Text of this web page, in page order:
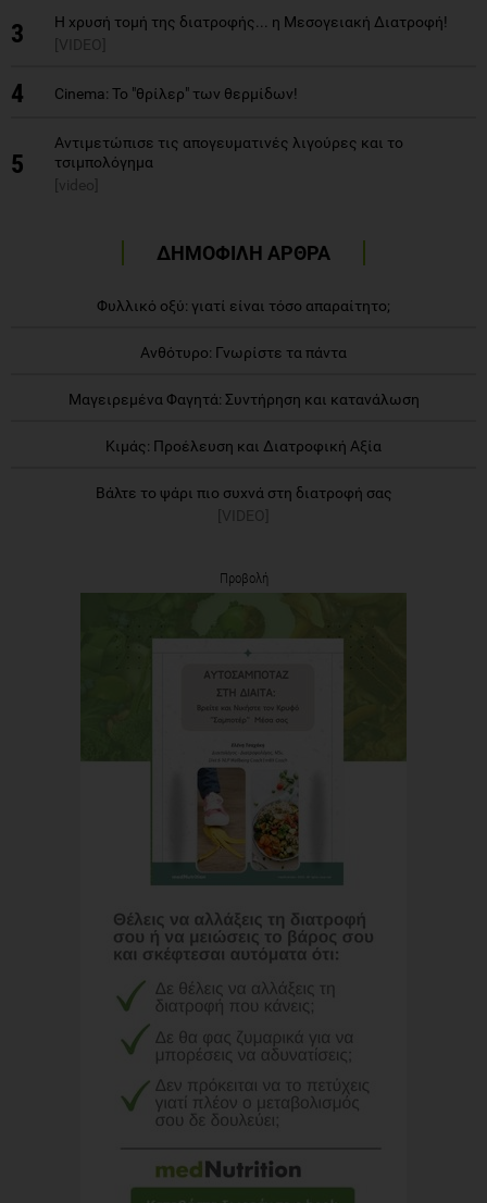
3
Η χρυσή τομή της διατροφής... η Μεσογειακή Διατροφή!
[VIDEO]
4 Cinema: Το "θρίλερ" των θερμίδων!
5
Αντιμετώπισε τις απογευματινές λιγούρες και το
τσιμπολόγημα
[video]
ΔΗΜΟΦΙΛΗ ΑΡΘΡΑ
Φυλλικό οξύ: γιατί είναι τόσο απαραίτητο;
Ανθότυρο: Γνωρίστε τα πάντα
Μαγειρεμένα Φαγητά: Συντήρηση και κατανάλωση
Κιμάς: Προέλευση και Διατροφική Αξία
Βάλτε το ψάρι πιο συχνά στη διατροφή σας
[VIDEO]
Προβολή